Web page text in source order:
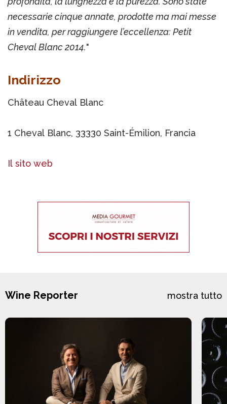
necessarie cinque annate, prodotte ma mai messe
in vendita, per raggiungere l’eccellenza: Petit
Cheval Blanc 2014."
Indirizzo
Château Cheval Blanc
1 Cheval Blanc, 33330 Saint-Émilion, Francia
Il sito web
Wine Reporter mostra tutto